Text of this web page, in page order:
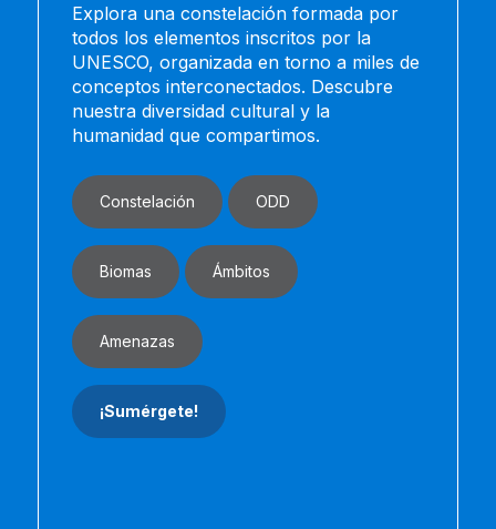
Explora una constelación formada por
todos los elementos inscritos por la
UNESCO, organizada en torno a miles de
conceptos interconectados. Descubre
nuestra diversidad cultural y la
humanidad que compartimos.
Constelación ODD
Biomas Ámbitos
Amenazas
¡Sumérgete!